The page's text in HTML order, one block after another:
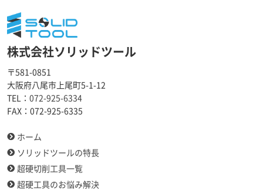
株式会社ソリッドツール
〒581-0851
大阪府八尾市上尾町5-1-12
TEL： 072-925-6334
FAX： 072-925-6335
ホーム
ソリッドツールの特長
超硬切削工具一覧
超硬工具のお悩み解決